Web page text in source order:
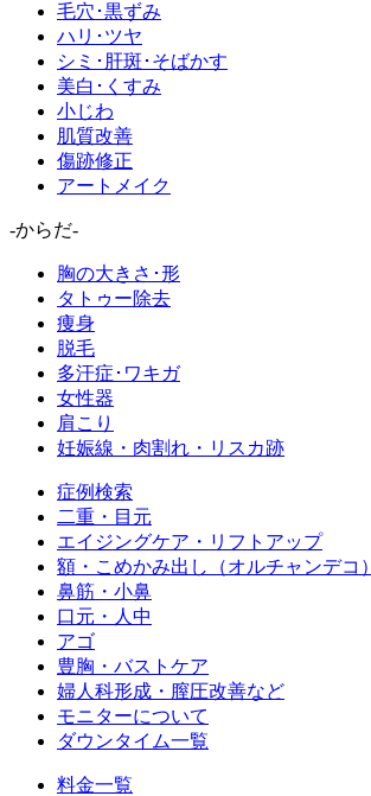
毛穴･黒ずみ
ハリ･ツヤ
シミ･肝斑･そばかす
美白･くすみ
小じわ
肌質改善
傷跡修正
アートメイク
-からだ-
胸の大きさ･形
タトゥー除去
痩身
脱毛
多汗症･ワキガ
女性器
肩こり
妊娠線・肉割れ・リスカ跡
症例検索
二重・目元
エイジングケア・リフトアップ
額・こめかみ出し（オルチャンデコ）
鼻筋・小鼻
口元・人中
アゴ
豊胸・バストケア
婦人科形成・膣圧改善など
モニターについて
ダウンタイム一覧
料金一覧